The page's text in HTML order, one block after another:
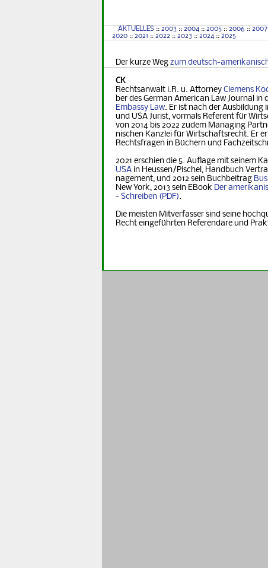
AKTUELLES :: 2003 :: 2004 :: 2005 :: 2006 :: 2007
2020 :: 2021 :: 2022 :: 2023 :: 2024 :: 2025
Der kurze Weg zum deutsch-
CK
Rechtsanwalt i.R. u. Attorney Clemens
ber des German Ame­ri­can Law Journal in
Embassy Law. Er ist nach der Ausbildung
und USA Jurist, vormals Referent für
von 2014 bis 2022 zudem Managing
nischen Kanzlei für Wirtschaftsrecht. Er
Rechts­fra­gen in Büchern und
2021 erschien die 5. Auflage mit seinem
USA in Heus­sen/Pischel, Handbuch
na­ge­ment, und 2012 sein Buchbeitrag
New York, 2013 sein EBook Der
- Schreiben
.
Die meisten Mitverfasser sind seine
Recht eingeführten Referendare und